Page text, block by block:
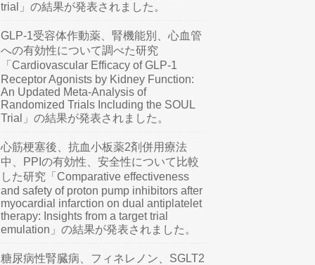
trial」の結果が発表されました。
GLP-1受容体作動薬、腎機能別、心血管
への有効性について調べた研究
「Cardiovascular Efficacy of GLP-1
Receptor Agonists by Kidney Function:
An Updated Meta-Analysis of
Randomized Trials Including the SOUL
Trial」の結果が発表されました。
心筋梗塞後、抗血小板薬2剤併用療法
中、PPIの有効性、安全性について比較
した研究「Comparative effectiveness
and safety of proton pump inhibitors after
myocardial infarction on dual antiplatelet
therapy: Insights from a target trial
emulation」の結果が発表されました。
糖尿病性腎臓病、フィネレノン、SGLT2